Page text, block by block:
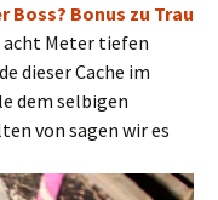
Boss? Bonus zu Trau
acht Meter tiefen
dieser Cache im
dem selbigen
von sagen wir es